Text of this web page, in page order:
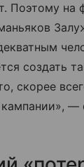
Поэтому на
создать
скорее
—